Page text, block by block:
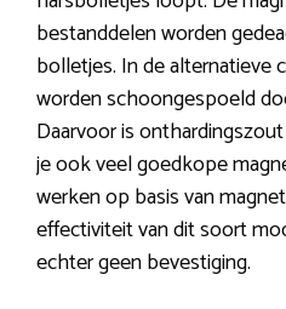
bestanddelen worden
bolletjes. In de alternatieve
worden schoongespoeld
Daarvoor is
je ook veel goedkope
werken op basis van
effectiviteit van dit soort
echter geen bevestiging.